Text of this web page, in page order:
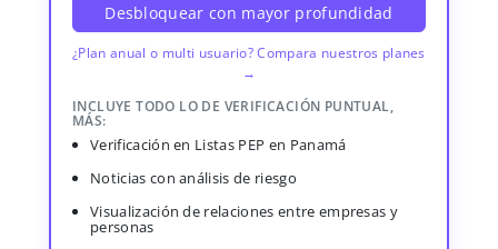
Desbloquear con mayor profundidad
¿Plan anual o multi usuario? Compara nuestros planes
→
INCLUYE TODO LO DE VERIFICACIÓN PUNTUAL,
MÁS:
Verificación en Listas PEP en Panamá
Noticias con análisis de riesgo
Visualización de relaciones entre empresas y
personas